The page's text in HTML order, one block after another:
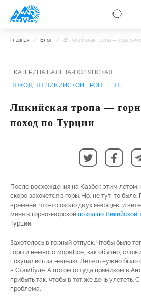
Главная / Блог / 🎁 Ликийская тропа — горно-
ЕКАТЕРИНА ВАЛЕВА-ПОЛЯНСКАЯ
ПОХОД ПО ЛИКИЙСКОЙ ТРОПЕ | ВОСТОЧНАЯ ЛИКИЯ ☀🍊
Ликийская тропа —
поход по Турции
После восхождения на Казбек этим летом,
скоро захочется в горы. Но, не тут-то
времени, что-то около двух месяцев, и
меня в горно-морской поход по Ликийской
Турции.
Захотелось в горный отпуск. Чтобы было
горы и немного моря.Все, как обычно,
покупались за неделю. Лететь нужно было
в Стамбуле. А потом оттуда прямиком в
прибыть так, чтобы в тот же день улететь.
проблема.